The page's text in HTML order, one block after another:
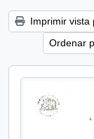
Imprimir vista
Ordenar